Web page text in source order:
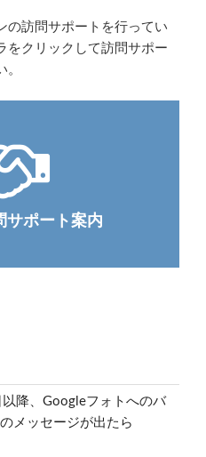
訪問サポートを行ってい
をクリックして訪問サポー
。
サポート案内
降、Googleフォトへのバ
メッセージが出たら